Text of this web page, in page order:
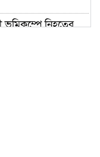
ভূমিকম্পে নিহতের